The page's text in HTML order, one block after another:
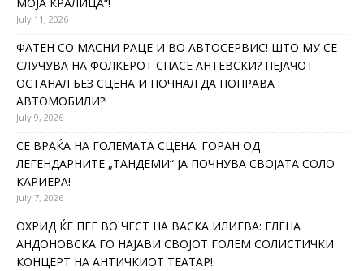
July 11, 2026
ФАТЕН СО МАСНИ РАЦЕ И ВО АВТОСЕРВИС! ШТО МУ СЕ
СЛУЧУВА НА ФОЛКЕРОТ СПАСЕ АНТЕВСКИ? ПЕЈАЧОТ
ОСТАНАЛ БЕЗ СЦЕНА И ПОЧНАЛ ДА ПОПРАВА
АВТОМОБИЛИ?!
July 9, 2026
СЕ ВРАЌА НА ГОЛЕМАТА СЦЕНА: ГОРАН ОД
ЛЕГЕНДАРНИТЕ „ТАНДЕМИ“ ЈА ПОЧНУВА СВОЈАТА СОЛО
КАРИЕРА!
July 7, 2026
ОХРИД ЌЕ ПЕЕ ВО ЧЕСТ НА ВАСКА ИЛИЕВА: ЕЛЕНА
АНДОНОВСКА ГО НАЈАВИ СВОЈОТ ГОЛЕМ СОЛИСТИЧКИ
КОНЦЕРТ НА АНТИЧКИОТ ТЕАТАР!